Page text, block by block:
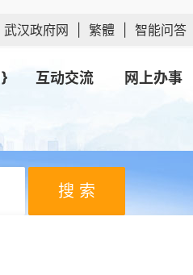
武汉政府网 繁體 智能问答
互动交流 网上办事
搜 索